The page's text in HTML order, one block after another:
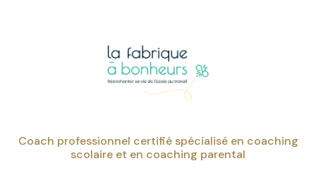
Coach professionnel certifié spécialisé en coaching
scolaire et en coaching parental